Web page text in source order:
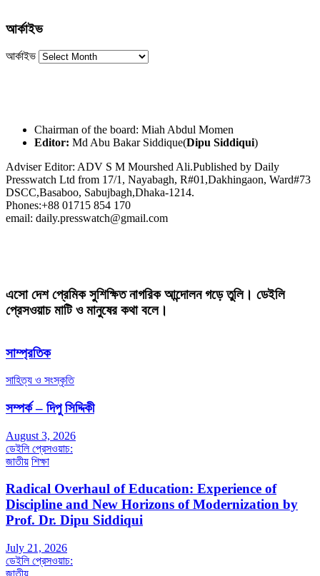
আর্কাইভ
আর্কাইভ
Chairman of the board: Miah Abdul Momen
Editor: Md Abu Bakar Siddique(Dipu Siddiqui)
Adviser Editor: ADV S M Mourshed Ali.Published by Daily
Presswatch Ltd from 17/1, Nayabagh, R#01,Dakhingaon, Ward#73
DSCC,Basaboo, Sabujbagh,Dhaka-1214.
Phones:+88 01715 854 170
email: daily.presswatch@gmail.com
এসো দেশ প্রেমিক সুশিক্ষিত নাগরিক আন্দোলন গড়ে তুলি। ডেইলি
প্রেসওয়াচ মাটি ও মানুষের কথা বলে।
সাম্প্রতিক
সাহিত্য ও সংস্কৃতি
সম্পর্ক – দিপু সিদ্দিকী
August 3, 2026
ডেইলি প্রেসওয়াচ:
জাতীয় শিক্ষা
Radical Overhaul of Education: Experience of
Discipline and New Horizons of Modernization by
Prof. Dr. Dipu Siddiqui
July 21, 2026
ডেইলি প্রেসওয়াচ: